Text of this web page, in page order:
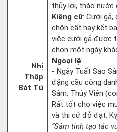
Nhị
Thập
Bát Tú
thủy lợi, tháo nước
Kiêng cữ: Cưới gả,
chôn cất hay kết
việc cưới gả được
chọn một ngày
Ngoại lệ:
- Ngày Tuất Sao
đặng cầu công
Sâm: Thủy Viên
Rất tốt cho việc
và thi cử đỗ đạt.
“Sâm tinh tạo tác